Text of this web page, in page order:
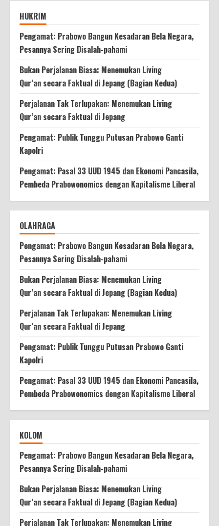
HUKRIM
Pengamat: Prabowo Bangun Kesadaran Bela Negara,
Pesannya Sering Disalah-pahami
Bukan Perjalanan Biasa: Menemukan Living
Qur’an secara Faktual di Jepang (Bagian Kedua)
Perjalanan Tak Terlupakan: Menemukan Living
Qur’an secara Faktual di Jepang
Pengamat: Publik Tunggu Putusan Prabowo Ganti
Kapolri
Pengamat: Pasal 33 UUD 1945 dan Ekonomi Pancasila,
Pembeda Prabowonomics dengan Kapitalisme Liberal
OLAHRAGA
Pengamat: Prabowo Bangun Kesadaran Bela Negara,
Pesannya Sering Disalah-pahami
Bukan Perjalanan Biasa: Menemukan Living
Qur’an secara Faktual di Jepang (Bagian Kedua)
Perjalanan Tak Terlupakan: Menemukan Living
Qur’an secara Faktual di Jepang
Pengamat: Publik Tunggu Putusan Prabowo Ganti
Kapolri
Pengamat: Pasal 33 UUD 1945 dan Ekonomi Pancasila,
Pembeda Prabowonomics dengan Kapitalisme Liberal
KOLOM
Pengamat: Prabowo Bangun Kesadaran Bela Negara,
Pesannya Sering Disalah-pahami
Bukan Perjalanan Biasa: Menemukan Living
Qur’an secara Faktual di Jepang (Bagian Kedua)
Perjalanan Tak Terlupakan: Menemukan Living